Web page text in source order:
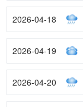
2026-04-18
2026-04-19
2026-04-20